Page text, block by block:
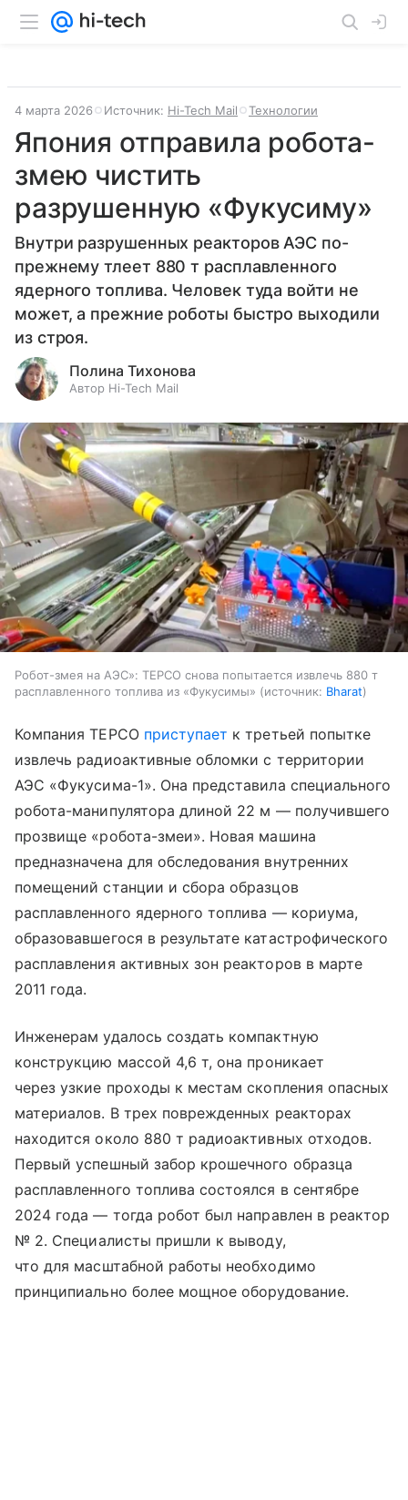
4 марта 2026 Источник: Hi-Tech Mail Технологии
Япония отправила робота-
змею чистить
разрушенную «Фукусиму»
Внутри разрушенных реакторов АЭС по-
прежнему тлеет 880 т расплавленного
ядерного топлива. Человек туда войти не
может, а прежние роботы быстро выходили
из строя.
Полина Тихонова
Автор Hi-Tech Mail
Робот-змея на АЭС»: TEPCO снова попытается извлечь 880 т
расплавленного топлива из «Фукусимы»
источник: Bharat
Компания TEPCO приступает к третьей попытке
извлечь радиоактивные обломки с территории
АЭС «Фукусима-1». Она представила специального
робота-манипулятора длиной 22 м — получившего
прозвище «робота-змеи». Новая машина
предназначена для обследования внутренних
помещений станции и сбора образцов
расплавленного ядерного топлива — кориума,
образовавшегося в результате катастрофического
расплавления активных зон реакторов в марте
2011 года.
Инженерам удалось создать компактную
конструкцию массой 4,6 т, она проникает
через узкие проходы к местам скопления опасных
материалов. В трех поврежденных реакторах
находится около 880 т радиоактивных отходов.
Первый успешный забор крошечного образца
расплавленного топлива состоялся в сентябре
2024 года — тогда робот был направлен в реактор
№ 2. Специалисты пришли к выводу,
что для масштабной работы необходимо
принципиально более мощное оборудование.